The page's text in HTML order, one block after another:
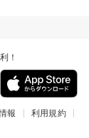
！
報
利用規約